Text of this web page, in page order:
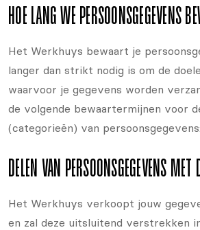
HOE LANG WE PERSOONSGEGEVENS
Het Werkhuys bewaart je
langer dan strikt nodig is om de
waarvoor je gegevens worden
de volgende bewaartermijnen voor
(categorieën) van
DELEN VAN PERSOONSGEGEVENS MET
Het Werkhuys verkoopt jouw
en zal deze uitsluitend verstrekken